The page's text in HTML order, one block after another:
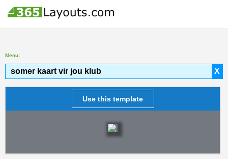
Menu:
X
somer kaart vir jou klub
Use this template